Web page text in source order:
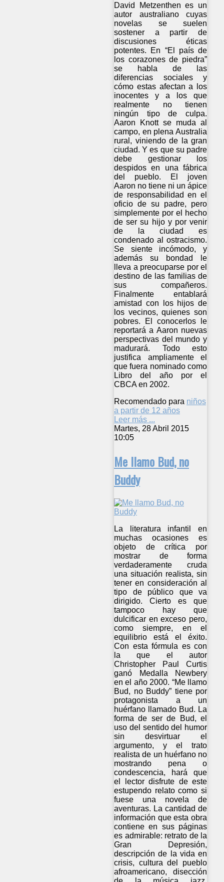
David Metzenthen es un
autor australiano cuyas
novelas se suelen
sostener a partir de
discusiones éticas
potentes. En “El país de
los corazones de piedra”
se habla de las
diferencias sociales y
cómo estas afectan a los
inocentes y a los que
realmente no tienen
ningún tipo de culpa.
Aaron Knott se muda al
campo, en plena Australia
rural, viniendo de la gran
ciudad. Y es que su padre
debe gestionar los
despidos en una fábrica
del pueblo. El joven
Aaron no tiene ni un ápice
de responsabilidad en el
oficio de su padre, pero
simplemente por el hecho
de ser su hijo y por venir
de la ciudad es
condenado al ostracismo.
Se siente incómodo, y
además su bondad le
lleva a preocuparse por el
destino de las familias de
sus compañeros.
Finalmente entablará
amistad con los hijos de
los vecinos, quienes son
pobres. El conocerlos le
reportará a Aaron nuevas
perspectivas del mundo y
madurará. Todo esto
justifica ampliamente el
que fuera nominado como
Libro del año por el
CBCA en 2002.
Recomendado para niños
a partir de 12 años
Leer más ...
Martes, 28 Abril 2015
10:05
Me llamo Bud, no
Buddy
La literatura infantil en
muchas ocasiones es
objeto de crítica por
mostrar de forma
verdaderamente cruda
una situación realista, sin
tener en consideración al
tipo de público que va
dirigido. Cierto es que
tampoco hay que
dulcificar en exceso pero,
como siempre, en el
equilibrio está el éxito.
Con esta fórmula es con
la que el autor
Christopher Paul Curtis
ganó Medalla Newbery
en el año 2000. “Me llamo
Bud, no Buddy” tiene por
protagonista a un
huérfano llamado Bud. La
forma de ser de Bud, el
uso del sentido del humor
sin desvirtuar el
argumento, y el trato
realista de un huérfano no
mostrando pena o
condescencia, hará que
el lector disfrute de este
estupendo relato como si
fuese una novela de
aventuras. La cantidad de
información que esta obra
contiene en sus páginas
es admirable: retrato de la
Gran Depresión,
descripción de la vida en
crisis, cultura del pueblo
afroamericano, disección